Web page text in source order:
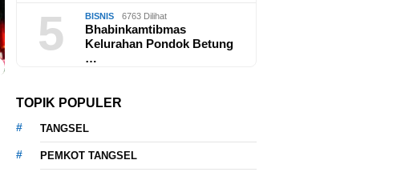
Kelapa Dua Gelar Razia dan
Imbauan Kamtibmas Malam
Hari5 BISNIS 6763 Dilihat
Bhabinkamtibmas
Kelurahan Pondok Betung
…
TOPIK POPULER
TANGSEL
PEMKOT TANGSEL